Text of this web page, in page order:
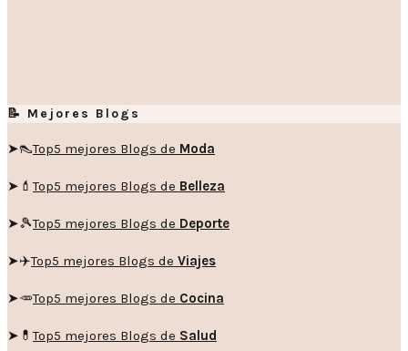
📝 Mejores Blogs
➤👠Top5 mejores Blogs de Moda
➤💄Top5 mejores Blogs de Belleza
➤🎾Top5 mejores Blogs de Deporte
➤✈️Top5 mejores Blogs de Viajes
➤🥕Top5 mejores Blogs de Cocina
➤💊Top5 mejores Blogs de Salud